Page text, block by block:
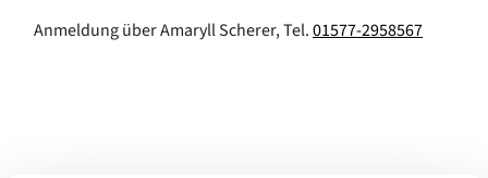
Anmeldung über Amaryll Scherer, Tel.01577-2958567